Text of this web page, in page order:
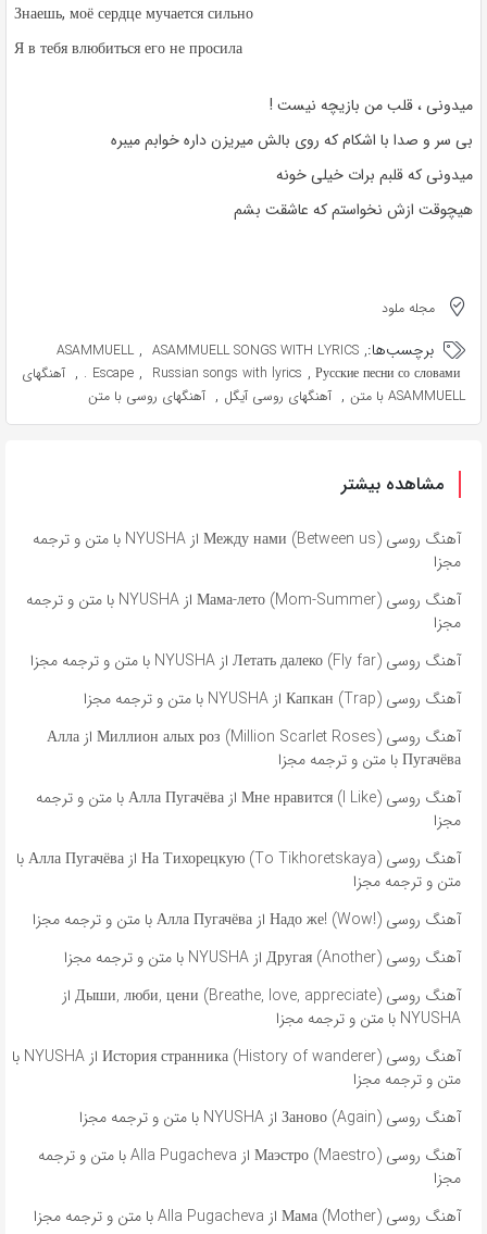
Знаешь, моё сердце мучается сильно
Я в тебя влюбиться его не просила
میدونی ، قلب من بازیچه نیست !
بی سر و صدا با اشکام که روی بالش میریزن داره خوابم میبره
میدونی که قلبم برات خیلی خونه
هیچوقت ازش نخواستم که عاشقت بشم
مجله ملود
برچسب‌ها: ASAMMUELL , ASAMMUELL SONGS WITH LYRICS ,
Escape , Russian songs with lyrics , Русские песни со словами.
, آهنگهای
ASAMMUELL با متن
, آهنگهای روسی آیگل , آهنگهای روسی با متن
مشاهده بیشتر
آهنگ روسی Между нами (Between us) از NYUSHA با متن و ترجمه
مجزا
آهنگ روسی Мама-лето (Mom-Summer) از NYUSHA با متن و ترجمه
مجزا
آهنگ روسی Летать далеко (Fly far) از NYUSHA با متن و ترجمه مجزا
آهنگ روسی Капкан (Trap) از NYUSHA با متن و ترجمه مجزا
آهنگ روسی Миллион алых роз (Million Scarlet Roses) از Алла
Пугачёва با متن و ترجمه مجزا
آهنگ روسی Мне нравится (I Like) از Алла Пугачёва با متن و ترجمه
مجزا
آهنگ روسی На Тихорецкую (To Tikhoretskaya) از Алла Пугачёва با
متن و ترجمه مجزا
آهنگ روسی Надо же! (Wow!) از Алла Пугачёва با متن و ترجمه مجزا
آهنگ روسی Другая (Another) از NYUSHA با متن و ترجمه مجزا
آهنگ روسی Дыши, люби, цени (Breathe, love, appreciate) از
NYUSHA با متن و ترجمه مجزا
آهنگ روسی История странника (History of wanderer) از NYUSHA با
متن و ترجمه مجزا
آهنگ روسی Заново (Again) از NYUSHA با متن و ترجمه مجزا
آهنگ روسی Маэстро (Maestro) از Alla Pugacheva با متن و ترجمه
مجزا
آهنگ روسی Мама (Mother) از Alla Pugacheva با متن و ترجمه مجزا